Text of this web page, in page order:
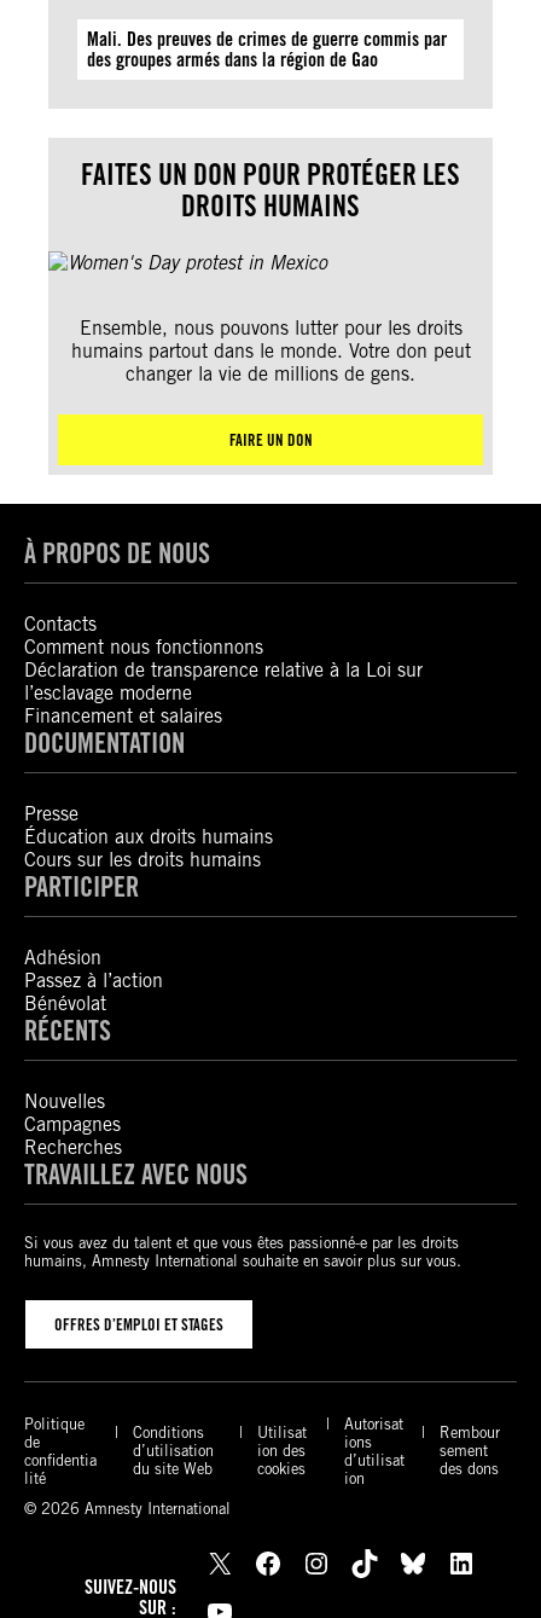
Mali. Des preuves de crimes de guerre commis par
des groupes armés dans la région de Gao
FAITES UN DON POUR PROTÉGER LES
DROITS HUMAINS
Ensemble, nous pouvons lutter pour les droits
humains partout dans le monde. Votre don peut
changer la vie de millions de gens.
FAIRE UN DON
À PROPOS DE NOUS
Contacts
Comment nous fonctionnons
Déclaration de transparence relative à la Loi sur
l’esclavage moderne
Financement et salaires
DOCUMENTATION
Presse
Éducation aux droits humains
Cours sur les droits humains
PARTICIPER
Adhésion
Passez à l’action
Bénévolat
RÉCENTS
Nouvelles
Campagnes
Recherches
TRAVAILLEZ AVEC NOUS
Si vous avez du talent et que vous êtes passionné-e par les droits
humains, Amnesty International souhaite en savoir plus sur vous.
OFFRES D’EMPLOI ET STAGES
Politique
de
confidentia
lité
Conditions
d’utilisation
du site Web
Utilisat
ion des
cookies
Autorisat
ions
d’utilisat
ion
Rembour
sement
des dons
© 2026 Amnesty International
SUIVEZ-NOUS
SUR :
X Facebook Instagram TikTok Bluesky
LinkedIn
YouTube